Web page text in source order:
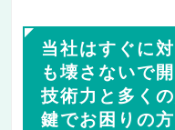
当社はすぐに
も壊さないで
技術力と多く
鍵でお困りの